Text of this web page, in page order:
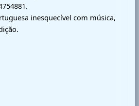
inesquecível com música,